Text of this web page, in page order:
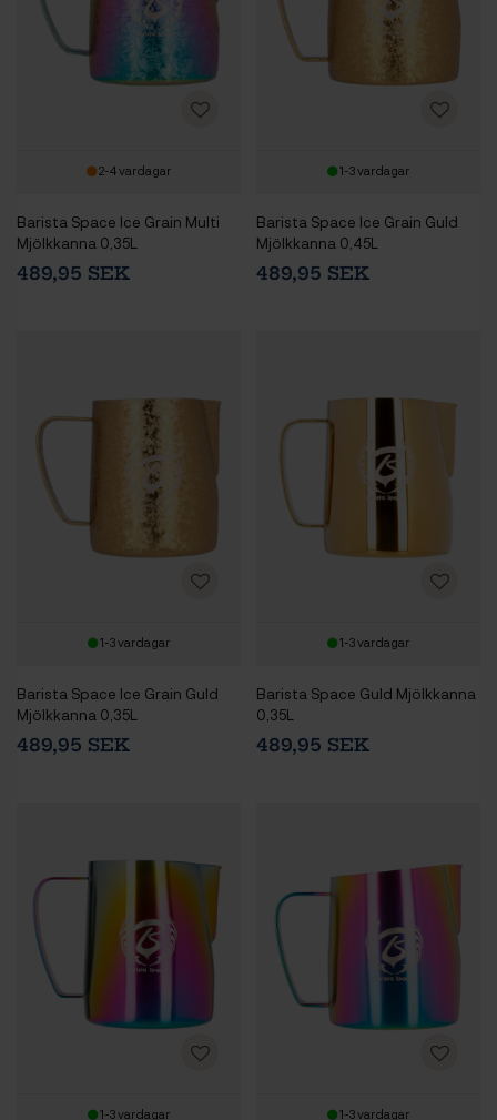
2-4 vardagar
Barista Space Ice Grain Multi
Mjölkkanna 0,35L
489,95 SEK
1-3 vardagar
Barista Space Ice Grain Guld
Mjölkkanna 0,45L
489,95 SEK
1-3 vardagar
Barista Space Ice Grain Guld
Mjölkkanna 0,35L
489,95 SEK
1-3 vardagar
Barista Space Guld Mjölkkanna
0,35L
489,95 SEK
1-3 vardagar 1-3 vardagar